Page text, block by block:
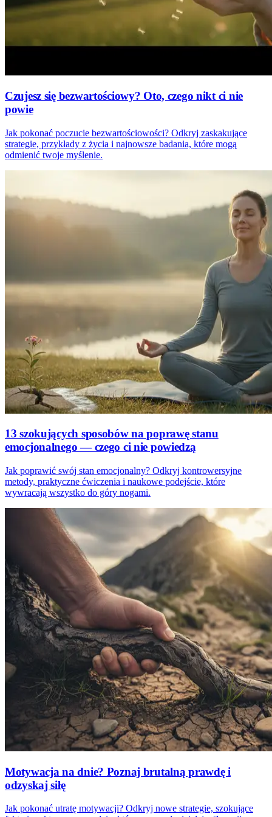
Czujesz się bezwartościowy? Oto, czego nikt ci nie
powie
Jak pokonać poczucie bezwartościowości? Odkryj zaskakujące
strategie, przykłady z życia i najnowsze badania, które mogą
odmienić twoje myślenie.
13 szokujących sposobów na poprawę stanu
emocjonalnego — czego ci nie powiedzą
Jak poprawić swój stan emocjonalny? Odkryj kontrowersyjne
metody, praktyczne ćwiczenia i naukowe podejście, które
wywracają wszystko do góry nogami.
Motywacja na dnie? Poznaj brutalną prawdę i
odzyskaj siłę
Jak pokonać utratę motywacji? Odkryj nowe strategie, szokujące